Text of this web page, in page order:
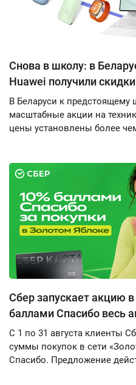
Снова в школу: в
Huawei получили
В Беларуси к предстоящему
масштабные акции на
цены установлены более
Сбер запускает акцию
баллами Спасибо весь
С 1 по 31 августа клиенты
суммы покупок в сети
Спасибо. Предложение